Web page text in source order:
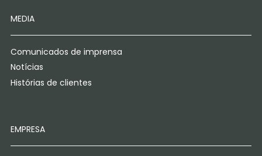
MEDIA
Comunicados de imprensa
Notícias
Histórias de clientes
EMPRESA